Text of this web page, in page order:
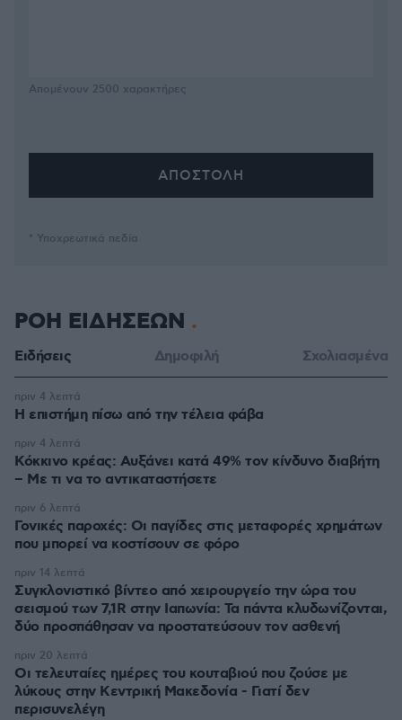
Απομένουν 2500 χαρακτήρες
* Υποχρεωτικά πεδία
ΡΟΗ ΕΙΔΗΣΕΩΝ
Ειδήσεις Δημοφιλή Σχολιασμένα
Η επιστήμη πίσω από την τέλεια φάβα
πριν 4 λεπτά
Κόκκινο κρέας: Αυξάνει κατά 49% τον κίνδυνο διαβήτη
– Με τι να το αντικαταστήσετε
πριν 4 λεπτά
Γονικές παροχές: Οι παγίδες στις μεταφορές χρημάτων
που μπορεί να κοστίσουν σε φόρο
πριν 6 λεπτά
Συγκλονιστικό βίντεο από χειρουργείο την ώρα του
σεισμού των 7,1R στην Ιαπωνία: Τα πάντα κλυδωνίζονται,
δύο προσπάθησαν να προστατεύσουν τον ασθενή
πριν 14 λεπτά
Οι τελευταίες ημέρες του κουταβιού που ζούσε με
λύκους στην Κεντρική Μακεδονία - Γιατί δεν
περισυνελέγη
πριν 20 λεπτά